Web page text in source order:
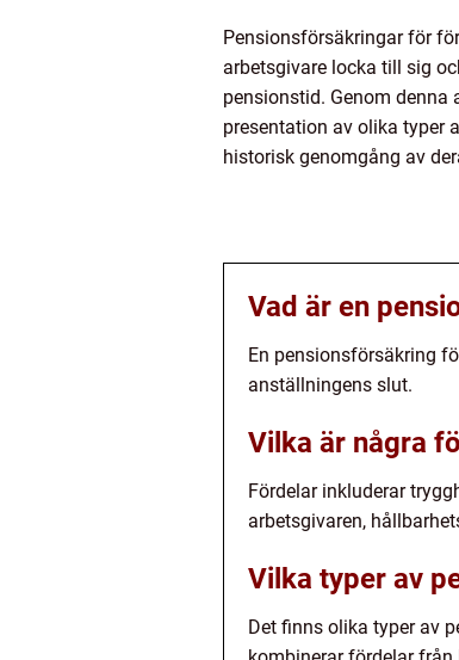
Pensionsförsäkringar för
arbetsgivare locka till sig
pensionstid. Genom
presentation av olika typer
historisk genomgång av
Vad är en
En pensionsförsäkring
anställningens slut.
Vilka är några
Fördelar inkluderar
arbetsgivaren,
Vilka typer av
Det finns olika typer av